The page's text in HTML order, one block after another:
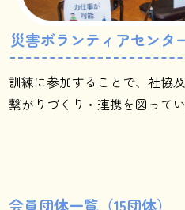
災害ボランティアセンタ
訓練に参加することで、社協
繋がりづくり・連携を図って
会員団体一覧（15団体）